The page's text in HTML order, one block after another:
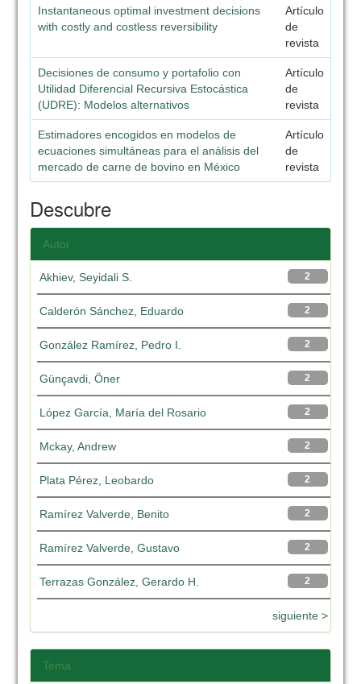
Instantaneous optimal investment decisions
with costly and costless reversibility
Artículo
de
revista
Decisiones de consumo y portafolio con
Utilidad Diferencial Recursiva Estocástica
(UDRE): Modelos alternativos
Artículo
de
revista
Estimadores encogidos en modelos de
ecuaciones simultáneas para el análisis del
mercado de carne de bovino en México
Artículo
de
revista
Descubre
Autor
2
Akhiev, Seyidali S.
2
Calderón Sánchez, Eduardo
2
González Ramírez, Pedro I.
2
Günçavdi, Öner
2
López García, María del Rosario
2
Mckay, Andrew
2
Plata Pérez, Leobardo
2
Ramírez Valverde, Benito
2
Ramírez Valverde, Gustavo
2
Terrazas González, Gerardo H.
siguiente >
Tema